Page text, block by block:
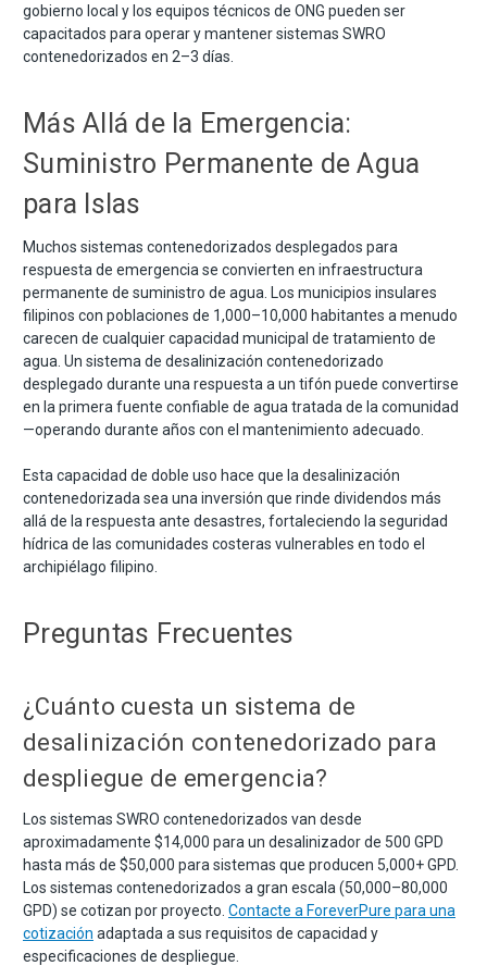
gobierno local y los equipos técnicos de ONG pueden ser
capacitados para operar y mantener sistemas SWRO
contenedorizados en 2–3 días.
Más Allá de la Emergencia:
Suministro Permanente de Agua
para Islas
Muchos sistemas contenedorizados desplegados para
respuesta de emergencia se convierten en infraestructura
permanente de suministro de agua. Los municipios insulares
filipinos con poblaciones de 1,000–10,000 habitantes a menudo
carecen de cualquier capacidad municipal de tratamiento de
agua. Un sistema de desalinización contenedorizado
desplegado durante una respuesta a un tifón puede convertirse
en la primera fuente confiable de agua tratada de la comunidad
—operando durante años con el mantenimiento adecuado.
Esta capacidad de doble uso hace que la desalinización
contenedorizada sea una inversión que rinde dividendos más
allá de la respuesta ante desastres, fortaleciendo la seguridad
hídrica de las comunidades costeras vulnerables en todo el
archipiélago filipino.
Preguntas Frecuentes
¿Cuánto cuesta un sistema de
desalinización contenedorizado para
despliegue de emergencia?
Los sistemas SWRO contenedorizados van desde
aproximadamente $14,000 para un desalinizador de 500 GPD
hasta más de $50,000 para sistemas que producen 5,000+ GPD.
Los sistemas contenedorizados a gran escala (50,000–80,000
GPD) se cotizan por proyecto. Contacte a ForeverPure para una
cotización adaptada a sus requisitos de capacidad y
especificaciones de despliegue.